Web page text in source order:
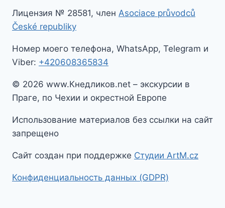
Лицензия № 28581, член Asociace průvodců
České republiky
Номер моего телефона, WhatsApp, Telegram и
Viber: +420608365834
© 2026 www.Кнедликов.net – экскурсии в
Праге, по Чехии и окрестной Европе
Использование материалов без ссылки на сайт
запрещено
Сайт создан при поддержке Студии ArtM.cz
Конфиденциальность данных (GDPR)